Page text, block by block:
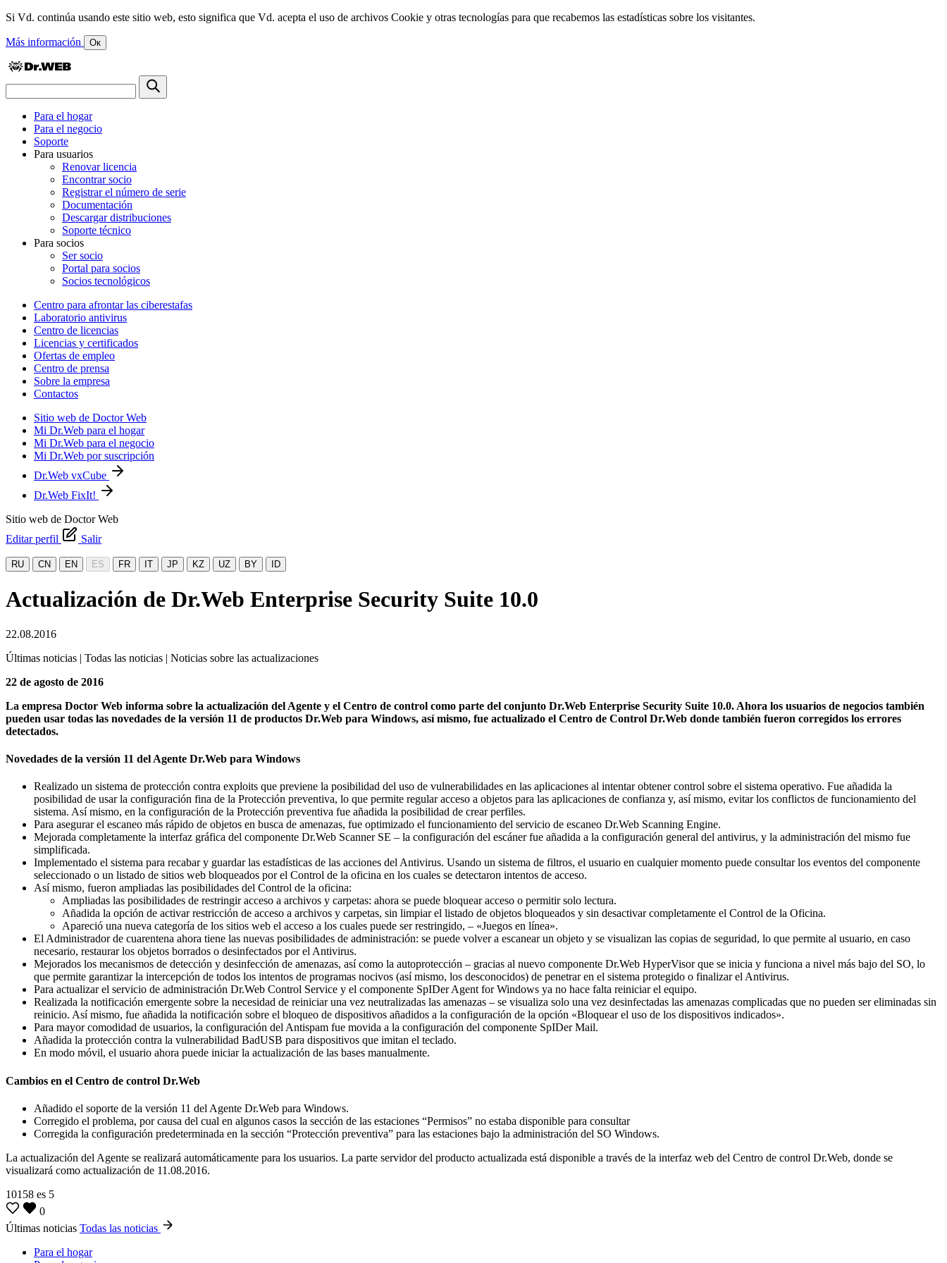
Si Vd. continúa usando este sitio web, esto significa que Vd. acepta el uso de archivos Cookie y otras tecnologías para que recabemos las estadísticas sobre los visitantes.
Más información Ок
Para el hogar
Para el negocio
Soporte
Para usuarios
Renovar licencia
Encontrar socio
Registrar el número de serie
Documentación
Descargar distribuciones
Soporte técnico
Para socios
Ser socio
Portal para socios
Socios tecnológicos
Centro para afrontar las ciberestafas
Laboratorio antivirus
Centro de licencias
Licencias y certificados
Ofertas de empleo
Centro de prensa
Sobre la empresa
Contactos
Sitio web de Doctor Web
Mi Dr.Web para el hogar
Mi Dr.Web para el negocio
Mi Dr.Web por suscripción
Dr.Web vxCube
Dr.Web FixIt!
Sitio web de Doctor Web
Editar perfil
Salir
RU CN EN ES FR IT JP KZ UZ BY ID
Actualización de Dr.Web Enterprise Security Suite 10.0
22.08.2016
Últimas noticias | Todas las noticias | Noticias sobre las actualizaciones
22 de agosto de 2016
La empresa Doctor Web informa sobre la actualización del Agente y el Centro de control como parte del conjunto Dr.Web Enterprise Security Suite 10.0. Ahora los usuarios de negocios también
pueden usar todas las novedades de la versión 11 de productos Dr.Web para Windows, así mismo, fue actualizado el Centro de Control Dr.Web donde también fueron corregidos los errores
detectados.
Novedades de la versión 11 del Agente Dr.Web para Windows
Realizado un sistema de protección contra exploits que previene la posibilidad del uso de vulnerabilidades en las aplicaciones al intentar obtener control sobre el sistema operativo. Fue añadida la
posibilidad de usar la configuración fina de la Protección preventiva, lo que permite regular acceso a objetos para las aplicaciones de confianza y, así mismo, evitar los conflictos de funcionamiento del
sistema. Así mismo, en la configuración de la Protección preventiva fue añadida la posibilidad de crear perfiles.
Para asegurar el escaneo más rápido de objetos en busca de amenazas, fue optimizado el funcionamiento del servicio de escaneo Dr.Web Scanning Engine.
Mejorada completamente la interfaz gráfica del componente Dr.Web Scanner SE – la configuración del escáner fue añadida a la configuración general del antivirus, y la administración del mismo fue
simplificada.
Implementado el sistema para recabar y guardar las estadísticas de las acciones del Antivirus. Usando un sistema de filtros, el usuario en cualquier momento puede consultar los eventos del componente
seleccionado o un listado de sitios web bloqueados por el Control de la oficina en los cuales se detectaron intentos de acceso.
Así mismo, fueron ampliadas las posibilidades del Control de la oficina:
Ampliadas las posibilidades de restringir acceso a archivos y carpetas: ahora se puede bloquear acceso o permitir solo lectura.
Añadida la opción de activar restricción de acceso a archivos y carpetas, sin limpiar el listado de objetos bloqueados y sin desactivar completamente el Control de la Oficina.
Apareció una nueva categoría de los sitios web el acceso a los cuales puede ser restringido, – «Juegos en línea».
El Administrador de cuarentena ahora tiene las nuevas posibilidades de administración: se puede volver a escanear un objeto y se visualizan las copias de seguridad, lo que permite al usuario, en caso
necesario, restaurar los objetos borrados o desinfectados por el Antivirus.
Mejorados los mecanismos de detección y desinfección de amenazas, así como la autoprotección – gracias al nuevo componente Dr.Web HyperVisor que se inicia y funciona a nivel más bajo del SO, lo
que permite garantizar la intercepción de todos los intentos de programas nocivos (así mismo, los desconocidos) de penetrar en el sistema protegido o finalizar el Antivirus.
Para actualizar el servicio de administración Dr.Web Control Service y el componente SpIDer Agent for Windows ya no hace falta reiniciar el equipo.
Realizada la notificación emergente sobre la necesidad de reiniciar una vez neutralizadas las amenazas – se visualiza solo una vez desinfectadas las amenazas complicadas que no pueden ser eliminadas sin
reinicio. Así mismo, fue añadida la notificación sobre el bloqueo de dispositivos añadidos a la configuración de la opción «Bloquear el uso de los dispositivos indicados».
Para mayor comodidad de usuarios, la configuración del Antispam fue movida a la configuración del componente SpIDer Mail.
Añadida la protección contra la vulnerabilidad BadUSB para dispositivos que imitan el teclado.
En modo móvil, el usuario ahora puede iniciar la actualización de las bases manualmente.
Cambios en el Centro de control Dr.Web
Añadido el soporte de la versión 11 del Agente Dr.Web para Windows.
Corregido el problema, por causa del cual en algunos casos la sección de las estaciones “Permisos” no estaba disponible para consultar
Corregida la configuración predeterminada en la sección “Protección preventiva” para las estaciones bajo la administración del SO Windows.
La actualización del Agente se realizará automáticamente para los usuarios. La parte servidor del producto actualizada está disponible a través de la interfaz web del Centro de control Dr.Web, donde se
visualizará como actualización de 11.08.2016.
10158 es 5
0
Últimas noticias Todas las noticias
Para el hogar